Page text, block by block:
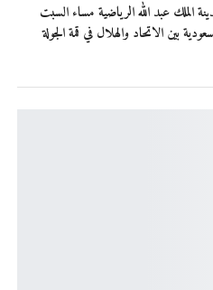
الملك عبد الله الرياضية مساء السبت
بين الاتحاد والهلال في قمة الجولة